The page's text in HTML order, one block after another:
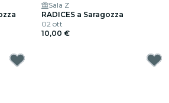
Sala Z
RADICES a Saragozza
02 ott
10,00 €